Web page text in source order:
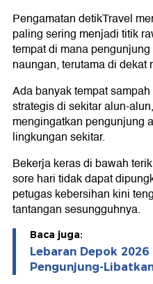
Pengamatan detikTravel
paling sering menjadi titik
tempat di mana
naungan, terutama di
Ada banyak tempat
strategis di sekitar alun-
mengingatkan pengunjung
lingkungan sekitar.
Bekerja keras di bawah
sore hari tidak dapat
petugas kebersihan kini
tantangan sesungguhnya.
Baca juga:
Lebaran Depok
Pengunjung-